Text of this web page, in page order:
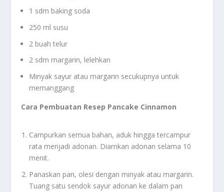
1 sdm baking soda
250 ml susu
2 buah telur
2 sdm margarin, lelehkan
Minyak sayur atau margarin secukupnya untuk
memanggang
Cara Pembuatan Resep Pancake Cinnamon
Campurkan semua bahan, aduk hingga tercampur
rata menjadi adonan. Diamkan adonan selama 10
menit.
Panaskan pan, olesi dengan minyak atau margarin.
Tuang satu sendok sayur adonan ke dalam pan